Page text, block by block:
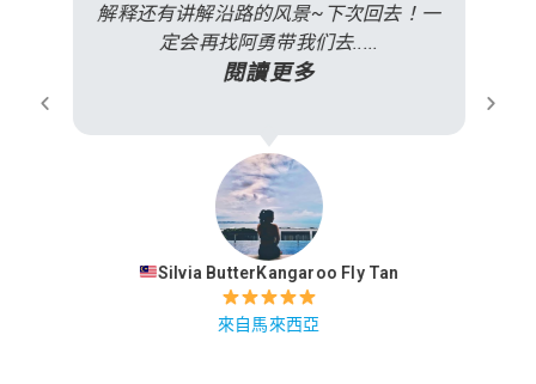
解释还有讲解沿路的风景~下次回去！一
定会再找阿勇带我们去.....
閱讀更多
Silvia ButterKangaroo Fly Tan
來自馬來西亞